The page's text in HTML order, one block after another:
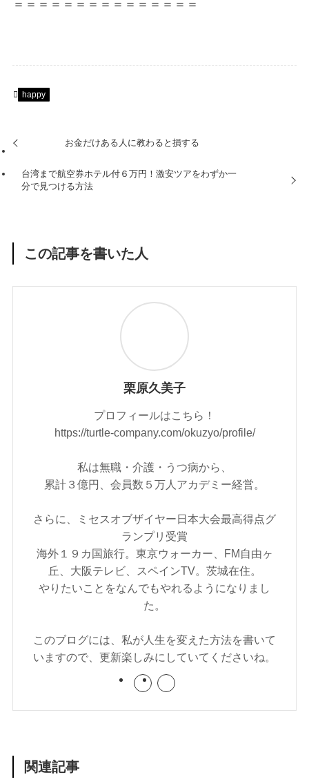
＝＝＝＝＝＝＝＝＝＝＝＝＝＝＝
happy
お金だけある人に教わると損する
台湾まで航空券ホテル付６万円！激安ツアをわずか一
分で見つける方法
この記事を書いた人
栗原久美子
プロフィールはこちら！
https://turtle-company.com/okuzyo/profile/
私は無職・介護・うつ病から、
累計３億円、会員数５万人アカデミー経営。
さらに、ミセスオブザイヤー日本大会最高得点グ
ランプリ受賞
海外１９カ国旅行。東京ウォーカー、FM自由ヶ
丘、大阪テレビ、スペインTV。茨城在住。
やりたいことをなんでもやれるようになりまし
た。
このブログには、私が人生を変えた方法を書いて
いますので、更新楽しみにしていてくださいね。
関連記事